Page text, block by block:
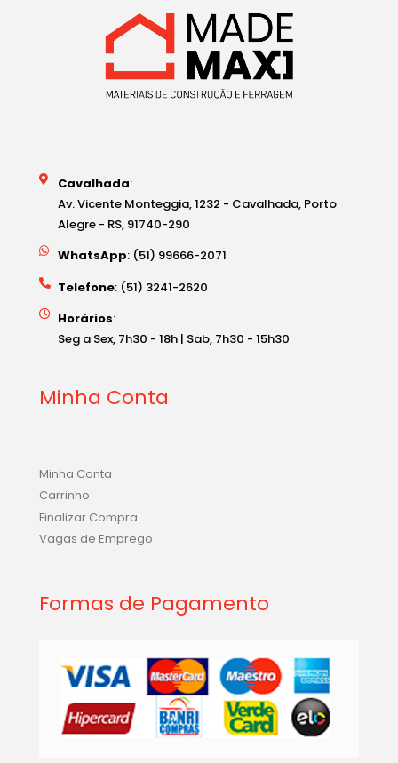
Cavalhada:
Av. Vicente Monteggia, 1232 - Cavalhada, Porto
Alegre - RS, 91740-290
WhatsApp: (51) 99666-2071
Telefone: (51) 3241-2620
Horários:
Seg a Sex, 7h30 - 18h | Sab, 7h30 - 15h30
Minha Conta
Minha Conta
Carrinho
Finalizar Compra
Vagas de Emprego
Formas de Pagamento